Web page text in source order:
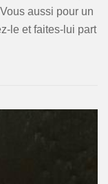
aussi pour un
le et faites-lui part